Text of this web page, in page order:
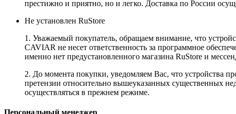
престижно и приятно, но и легко. Доставка по России
Не установлен RuStore
1. Уважаемый покупатель, обращаем внимание, что
CAVIAR не несет ответственность за программное
именно нет предустановленного магазина RuStore и
2. До момента покупки, уведомляем Вас, что устройства
претензии относительно вышеуказанных существенных
осуществляться в прежнем режиме.